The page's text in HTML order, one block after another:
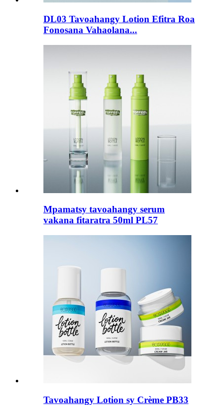
DL03 Tavoahangy Lotion Efitra Roa
Fonosana Vahaolana...
Mpamatsy tavoahangy serum
vakana fitaratra 50ml PL57
Tavoahangy Lotion sy Crème PB33